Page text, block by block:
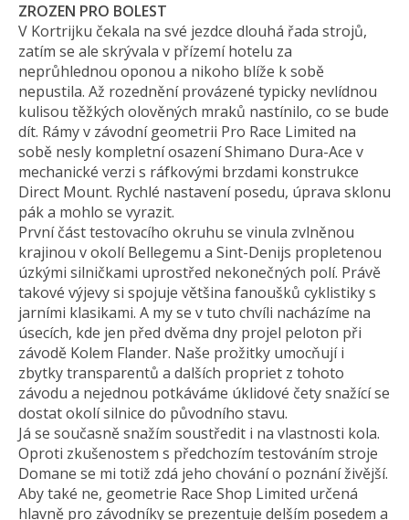
ZROZEN PRO BOLEST
V Kortrijku čekala na své jezdce dlouhá řada strojů,
zatím se ale skrývala v přízemí hotelu za
neprůhlednou oponou a nikoho blíže k sobě
nepustila. Až rozednění provázené typicky nevlídnou
kulisou těžkých olověných mraků nastínilo, co se bude
dít. Rámy v závodní geometrii Pro Race Limited na
sobě nesly kompletní osazení Shimano Dura-Ace v
mechanické verzi s ráfkovými brzdami konstrukce
Direct Mount. Rychlé nastavení posedu, úprava sklonu
pák a mohlo se vyrazit.
První část testovacího okruhu se vinula zvlněnou
krajinou v okolí Bellegemu a Sint-Denijs propletenou
úzkými silničkami uprostřed nekonečných polí. Právě
takové výjevy si spojuje většina fanoušků cyklistiky s
jarními klasikami. A my se v tuto chvíli nacházíme na
úsecích, kde jen před dvěma dny projel peloton při
závodě Kolem Flander. Naše prožitky umocňují i
zbytky transparentů a dalších propriet z tohoto
závodu a nejednou potkáváme úklidové čety snažící se
dostat okolí silnice do původního stavu.
Já se současně snažím soustředit i na vlastnosti kola.
Oproti zkušenostem s předchozím testováním stroje
Domane se mi totiž zdá jeho chování o poznání živější.
Aby také ne, geometrie Race Shop Limited určená
hlavně pro závodníky se prezentuje delším posedem a